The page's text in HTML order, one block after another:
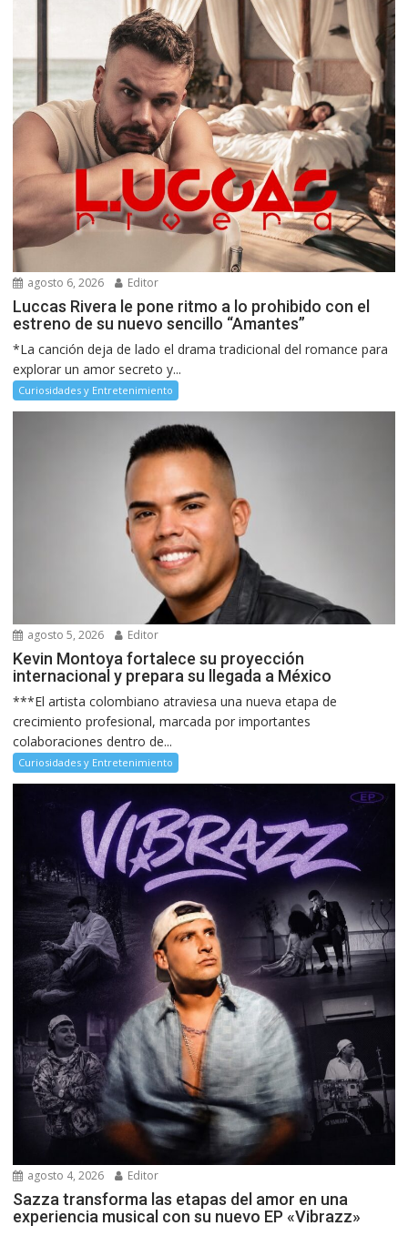
agosto 6, 2026 Editor
Luccas Rivera le pone ritmo a lo prohibido con el
estreno de su nuevo sencillo “Amantes”
*La canción deja de lado el drama tradicional del romance para
explorar un amor secreto y...
Curiosidades y Entretenimiento
agosto 5, 2026 Editor
Kevin Montoya fortalece su proyección
internacional y prepara su llegada a México
***El artista colombiano atraviesa una nueva etapa de
crecimiento profesional, marcada por importantes
colaboraciones dentro de...
Curiosidades y Entretenimiento
agosto 4, 2026 Editor
Sazza transforma las etapas del amor en una
experiencia musical con su nuevo EP «Vibrazz»